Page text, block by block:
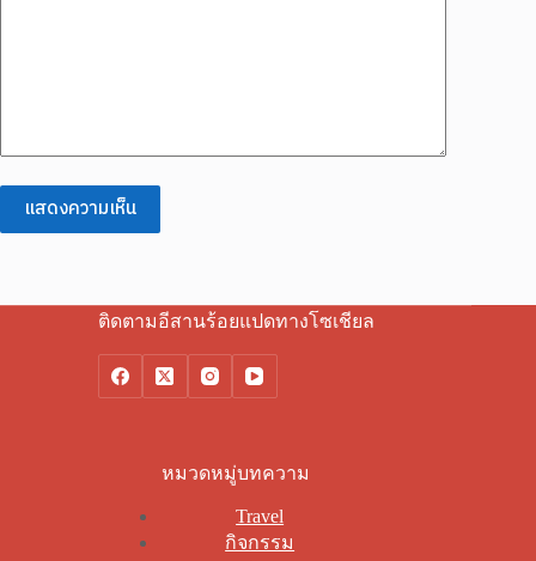
แสดงความเห็น
ติดตามอีสานร้อยแปดทางโซเชียล
หมวดหมู่บทความ
Travel
กิจกรรม